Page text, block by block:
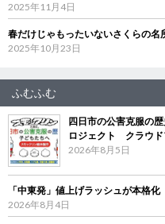
2025年11月4日
春だけじゃもったいないさくらの名
2025年10月23日
ふむふむ
四日市の公害克服の
ロジェクト クラウド
2026年8月5日
「中東発」値上げラッシュが本格
2026年8月4日